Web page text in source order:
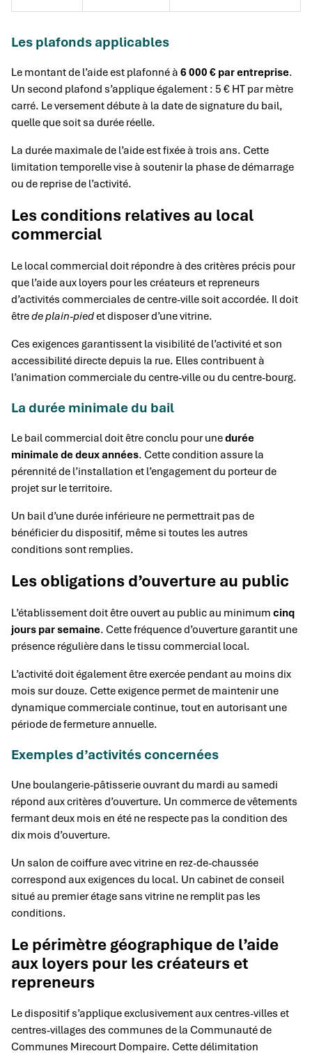
Les plafonds applicables
Le montant de l’aide est plafonné à 6 000 € par entreprise.
Un second plafond s’applique également : 5 € HT par mètre
carré. Le versement débute à la date de signature du bail,
quelle que soit sa durée réelle.
La durée maximale de l’aide est fixée à trois ans. Cette
limitation temporelle vise à soutenir la phase de démarrage
ou de reprise de l’activité.
Les conditions relatives au local
commercial
Le local commercial doit répondre à des critères précis pour
que l’aide aux loyers pour les créateurs et repreneurs
d’activités commerciales de centre-ville soit accordée. Il doit
êtrede plain-piedet disposer d’une vitrine.
Ces exigences garantissent la visibilité de l’activité et son
accessibilité directe depuis la rue. Elles contribuent à
l’animation commerciale du centre-ville ou du centre-bourg.
La durée minimale du bail
Le bail commercial doit être conclu pour unedurée
minimale de deux années. Cette condition assure la
pérennité de l’installation et l’engagement du porteur de
projet sur le territoire.
Un bail d’une durée inférieure ne permettrait pas de
bénéficier du dispositif, même si toutes les autres
conditions sont remplies.
Les obligations d’ouverture au public
L’établissement doit être ouvert au public au minimum cinq
jours par semaine. Cette fréquence d’ouverture garantit une
présence régulière dans le tissu commercial local.
L’activité doit également être exercée pendant au moins dix
mois sur douze. Cette exigence permet de maintenir une
dynamique commerciale continue, tout en autorisant une
période de fermeture annuelle.
Exemples d’activités concernées
Une boulangerie-pâtisserie ouvrant du mardi au samedi
répond aux critères d’ouverture. Un commerce de vêtements
fermant deux mois en été ne respecte pas la condition des
dix mois d’ouverture.
Un salon de coiffure avec vitrine en rez-de-chaussée
correspond aux exigences du local. Un cabinet de conseil
situé au premier étage sans vitrine ne remplit pas les
conditions.
Le périmètre géographique de l’aide
aux loyers pour les créateurs et
repreneurs
Le dispositif s’applique exclusivement aux centres-villes et
centres-villages des communes de la Communauté de
Communes Mirecourt Dompaire. Cette délimitation